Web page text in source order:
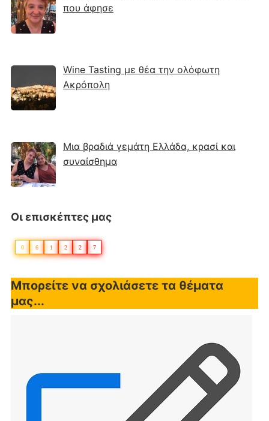
που άφησε
Wine Tasting με θέα την ολόφωτη
Ακρόπολη
Μια βραδιά γεμάτη Ελλάδα, κρασί και
συναίσθημα
Οι επισκέπτες μας
0 6 1 2 2 7
Μπορείτε να σχολιάσετε τα θέματα
μας...